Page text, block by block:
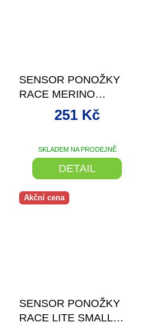
SENSOR PONOŽKY
RACE MERINO
ČERNÁ
SKLADEM NA PRODEJNĚ
251 Kč
DETAIL
Akční cena
SENSOR PONOŽKY
RACE LITE SMALL